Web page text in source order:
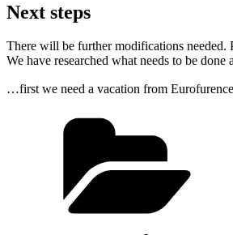
Next steps
There will be further modifications needed.
We have researched what needs to be
…first we need a vacation from